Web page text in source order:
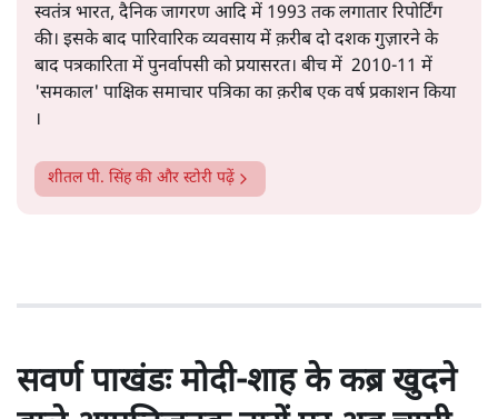
स्वतंत्र भारत, दैनिक जागरण आदि में 1993 तक लगातार रिपोर्टिंग
की। इसके बाद पारिवारिक व्यवसाय में क़रीब दो दशक गुज़ारने के
बाद पत्रकारिता में पुनर्वापसी को प्रयासरत। बीच में 2010-11 में
'समकाल' पाक्षिक समाचार पत्रिका का क़रीब एक वर्ष प्रकाशन किया
।
शीतल पी. सिंहकी और स्टोरी पढ़ें
सवर्ण पाखंडः मोदी-शाह के कब्र खुदने